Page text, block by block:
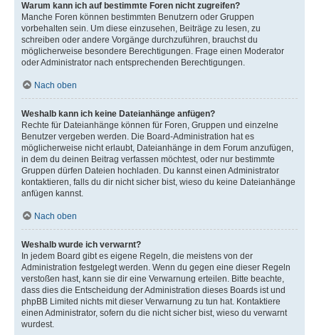
Warum kann ich auf bestimmte Foren nicht zugreifen?
Manche Foren können bestimmten Benutzern oder Gruppen
vorbehalten sein. Um diese einzusehen, Beiträge zu lesen, zu
schreiben oder andere Vorgänge durchzuführen, brauchst du
möglicherweise besondere Berechtigungen. Frage einen Moderator
oder Administrator nach entsprechenden Berechtigungen.
Nach oben
Weshalb kann ich keine Dateianhänge anfügen?
Rechte für Dateianhänge können für Foren, Gruppen und einzelne
Benutzer vergeben werden. Die Board-Administration hat es
möglicherweise nicht erlaubt, Dateianhänge in dem Forum anzufügen,
in dem du deinen Beitrag verfassen möchtest, oder nur bestimmte
Gruppen dürfen Dateien hochladen. Du kannst einen Administrator
kontaktieren, falls du dir nicht sicher bist, wieso du keine Dateianhänge
anfügen kannst.
Nach oben
Weshalb wurde ich verwarnt?
In jedem Board gibt es eigene Regeln, die meistens von der
Administration festgelegt werden. Wenn du gegen eine dieser Regeln
verstoßen hast, kann sie dir eine Verwarnung erteilen. Bitte beachte,
dass dies die Entscheidung der Administration dieses Boards ist und
phpBB Limited nichts mit dieser Verwarnung zu tun hat. Kontaktiere
einen Administrator, sofern du die nicht sicher bist, wieso du verwarnt
wurdest.